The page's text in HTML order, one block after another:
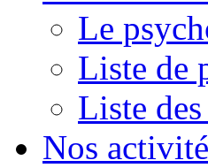
Le
Liste de
Liste
Nos